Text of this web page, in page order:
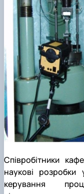
Співробітники
наукові розробки
керування